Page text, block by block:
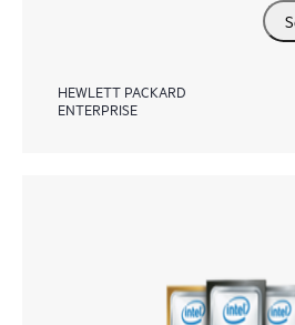
HEWLETT PACKARD
ENTERPRISE